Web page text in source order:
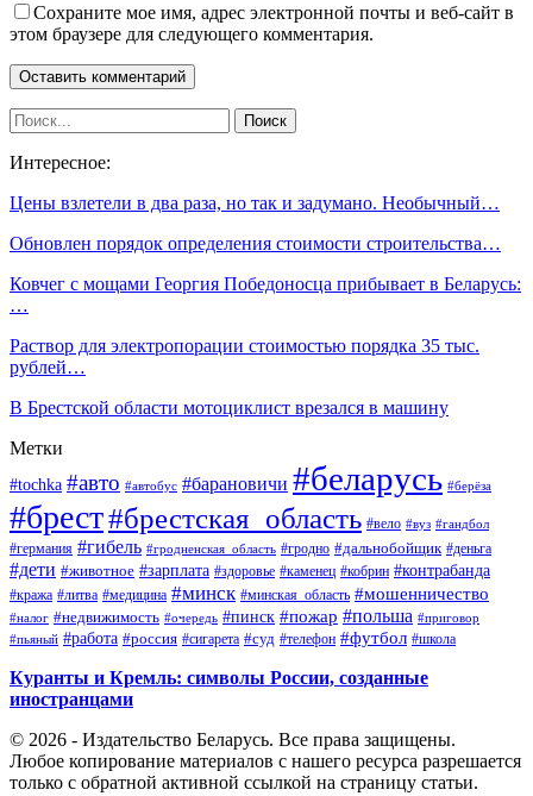
Сохраните мое имя, адрес электронной почты и веб-сайт в
этом браузере для следующего комментария.
Интересное:
Цены взлетели в два раза, но так и задумано. Необычный…
Обновлен порядок определения стоимости строительства…
Ковчег с мощами Георгия Победоносца прибывает в Беларусь:
…
Раствор для электропорации стоимостью порядка 35 тыс.
рублей…
В Брестской области мотоциклист врезался в машину
Метки
#tochka #авто #автобус #барановичи #беларусь #берёза
#брест#брестская_область #вело #вуз #гандбол
#германия #гибель #гродненская_область #гродно #дальнобойщик #деньга
#дети #животное #зарплата #здоровье #каменец #кобрин #контрабанда
#кража #литва #медицина #минск #минская_область #мошенничество
#налог #недвижимость #очередь #пинск #пожар #польша #приговор
#пьяный #работа #россия #сигарета #суд #телефон #футбол #школа
Куранты и Кремль: символы России, созданные
иностранцами
© 2026 - Издательство Беларусь. Все права защищены.
Любое копирование материалов с нашего ресурса разрешается
только с обратной активной ссылкой на страницу статьи.